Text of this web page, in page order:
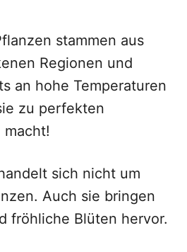
stammen aus
Regionen und
an hohe Temperaturen
zu perfekten
macht!
sich nicht um
Auch sie bringen
fröhliche Blüten hervor.